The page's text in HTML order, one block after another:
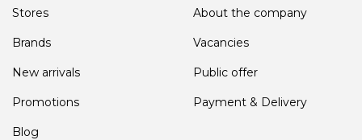
Stores
Brands
New arrivals
Promotions
Blog
About the company
Vacancies
Public offer
Payment & Delivery